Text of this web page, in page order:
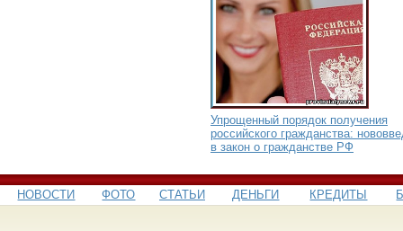
Упрощенный порядок получения
российского гражданства:
в закон о гражданстве РФ
НОВОСТИ ФОТО СТАТЬИ ДЕНЬГИ КРЕДИТЫ